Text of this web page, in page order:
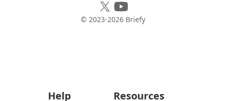
© 2023-2026 Briefy
Help Resources